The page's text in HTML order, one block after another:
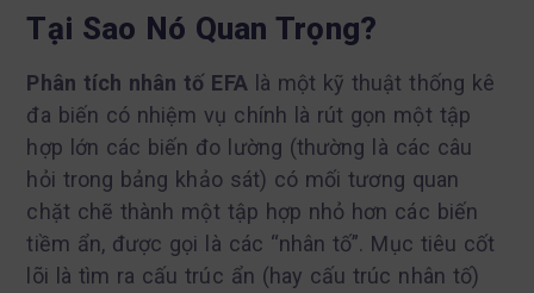
Tại Sao Nó Quan Trọng?
Phân tích nhân tố EFA là một kỹ thuật thống kê
đa biến có nhiệm vụ chính là rút gọn một tập
hợp lớn các biến đo lường (thường là các câu
hỏi trong bảng khảo sát) có mối tương quan
chặt chẽ thành một tập hợp nhỏ hơn các biến
tiềm ẩn, được gọi là các “nhân tố”. Mục tiêu cốt
lõi là tìm ra cấu trúc ẩn (hay cấu trúc nhân tố)